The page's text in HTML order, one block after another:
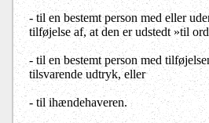
- til en bestemt person med eller
tilføjelse af, at den er udstedt »til
- til en bestemt person med
tilsvarende udtryk, eller
- til ihændehaveren.